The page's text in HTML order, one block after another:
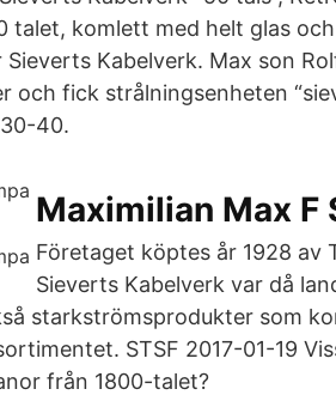
talet, komlett med helt glas
Kabelverk. Max son
och fick strålningsenheten
40.
Maximilian Max F
Företaget köptes år 1928 av
Sieverts Kabelverk var då
starkströmsprodukter som
STSF 2017-01-19
från 1800-talet?